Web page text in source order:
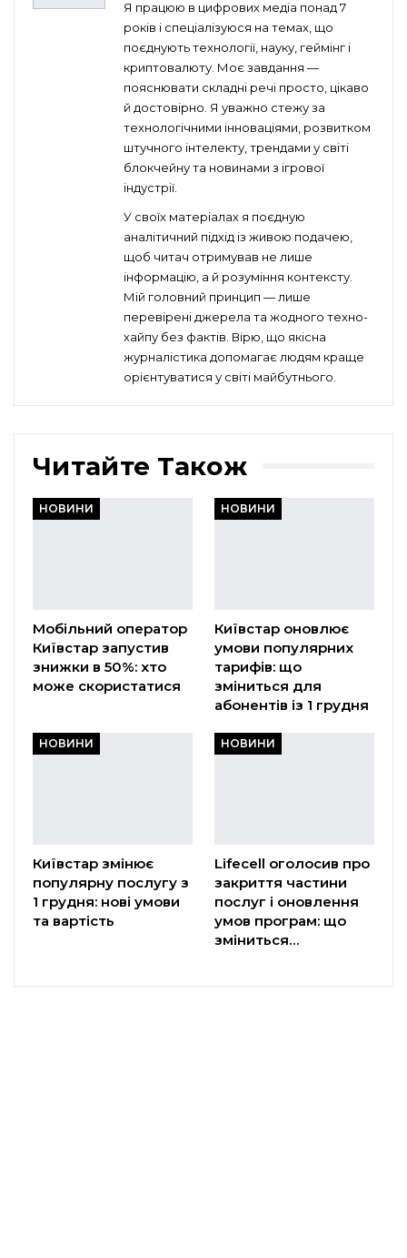
Я працюю в цифрових медіа понад 7
років і спеціалізуюся на темах, що
поєднують технології, науку, геймінг і
криптовалюту. Моє завдання —
пояснювати складні речі просто, цікаво
й достовірно. Я уважно стежу за
технологічними інноваціями, розвитком
штучного інтелекту, трендами у світі
блокчейну та новинами з ігрової
індустрії.
У своїх матеріалах я поєдную
аналітичний підхід із живою подачею,
щоб читач отримував не лише
інформацію, а й розуміння контексту.
Мій головний принцип — лише
перевірені джерела та жодного техно-
хайпу без фактів. Вірю, що якісна
журналістика допомагає людям краще
орієнтуватися у світі майбутнього.
Читайте Також
НОВИНИ
Мобільний оператор
Київстар запустив
знижки в 50%: хто
може скористатися
НОВИНИ
Київстар оновлює
умови популярних
тарифів: що
зміниться для
абонентів із 1 грудня
НОВИНИ
Київстар змінює
популярну послугу з
1 грудня: нові умови
та вартість
НОВИНИ
Lifecell оголосив про
закриття частини
послуг і оновлення
умов програм: що
зміниться…